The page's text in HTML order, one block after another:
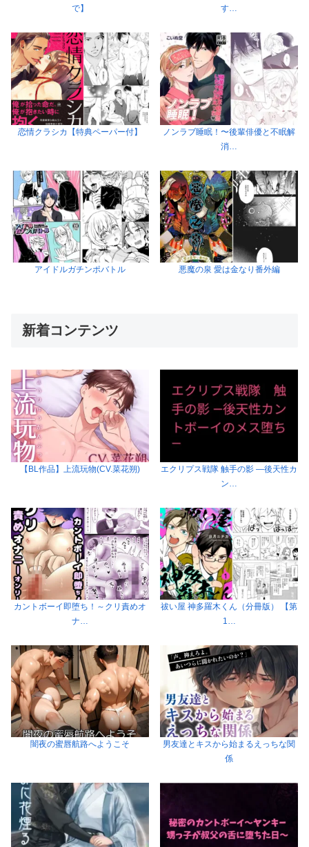
で】
す…
恋情クラシカ【特典ペーパー付】
ノンラブ睡眠！〜後輩俳優と不眠解
消…
アイドルガチンポバトル 悪魔の泉 愛は金なり番外編
新着コンテンツ
【BL作品】上流玩物(CV.菜花朔)
エクリプス戦隊 触手の影 ―後天性カ
ン…
カントボーイ即堕ち！～クリ責めオ
ナ…
祓い屋 神多羅木くん（分冊版） 【第
1…
闇夜の蜜唇航路へようこそ
男友達とキスから始まるえっちな関
係